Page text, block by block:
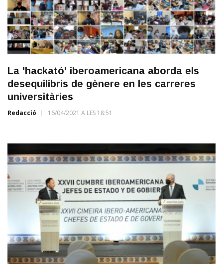
La 'hackató' iberoamericana aborda els
desequilibris de gènere en les carreres
universitàries
Redacció 16/04/2021 A LES 18:51